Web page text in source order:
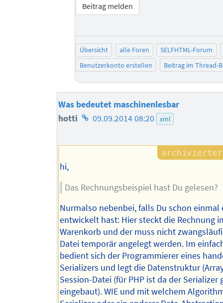
Beitrag melden
Übersicht alle Foren
SELFHTML-Forum
Benutzerkonto erstellen
Beitrag im Thread-
Was bedeutet maschinenlesbar
hotti Homepage
Autors
09.09.2014 08:20 xml
hi,
Das Rechnungsbeispiel hast Du gelesen?
Nurmalso nebenbei, falls Du schon einmal
entwickelt hast: Hier steckt die Rechnung
Warenkorb und der muss nicht
Datei temporär angelegt werden. Im
bedient sich der Programmierer eines
Serializers und legt die Datenstruktur
Session-Datei (für PHP ist da der Serializer
eingebaut). WIE und mit welchem